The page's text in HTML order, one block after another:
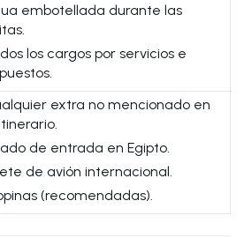
embotellada durante las
los cargos por servicios e
extra no mencionado en
de entrada en Egipto.
de avión internacional.
(recomendadas).